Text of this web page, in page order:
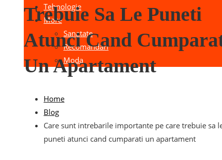
Tehnologie
More
Sanatate
Recomandari
Moda
Trebuie Sa Le Puneti
Atunci Cand
Un Apartament
Home
Blog
Care sunt intrebarile importante pe care trebuie sa
puneti atunci cand cumparati un apartament